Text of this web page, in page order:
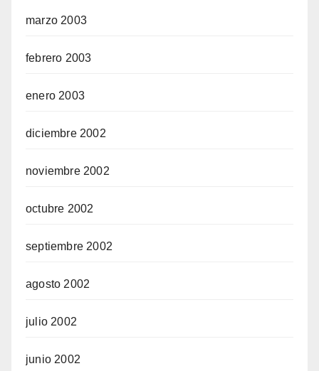
marzo 2003
febrero 2003
enero 2003
diciembre 2002
noviembre 2002
octubre 2002
septiembre 2002
agosto 2002
julio 2002
junio 2002